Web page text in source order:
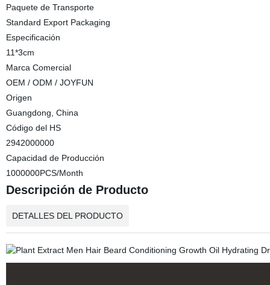
Paquete de Transporte
Standard Export Packaging
Especificación
11*3cm
Marca Comercial
OEM / ODM / JOYFUN
Origen
Guangdong, China
Código del HS
2942000000
Capacidad de Producción
1000000PCS/Month
Descripción de Producto
DETALLES DEL PRODUCTO